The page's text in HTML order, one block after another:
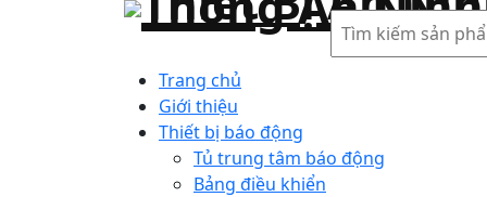
Tìm
kiếm
Trang chủ
Giới thiệu
Thiết bị báo động
Tủ trung tâm báo động
Bảng điều khiển